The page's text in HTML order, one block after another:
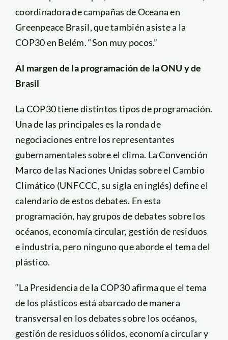
coordinadora de campañas de Oceana en
Greenpeace Brasil, que también asiste a la
COP30 en Belém. “Son muy pocos.”
Al margen de la programación de la ONU y de
Brasil
La COP30 tiene distintos tipos de programación.
Una de las principales es la ronda de
negociaciones entre los representantes
gubernamentales sobre el clima. La Convención
Marco de las Naciones Unidas sobre el Cambio
Climático (UNFCCC, su sigla en inglés) define el
calendario de estos debates. En esta
programación, hay grupos de debates sobre los
océanos, economía circular, gestión de residuos
e industria, pero ninguno que aborde el tema del
plástico.
“La Presidencia de la COP30 afirma que el tema
de los plásticos está abarcado de manera
transversal en los debates sobre los océanos,
gestión de residuos sólidos, economía circular y